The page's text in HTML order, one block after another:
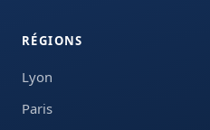
RÉGIONS
Lyon
Paris